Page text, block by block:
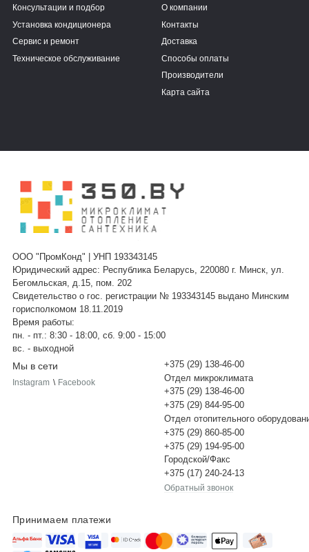
Консультации и подбор
Установка кондиционера
Сервис и ремонт
Техническое обслуживание
О компании
Контакты
Доставка
Способы оплаты
Производители
Карта сайта
ООО "ПромКонд" | УНП 193343145
Юридический адрес: Республика Беларусь, 220080 г. Минск, ул.
Бегомльская, д.15, пом. 202
Свидетельство о гос. регистрации № 193343145 выдано Минским
горисполкомом 18.11.2019
Время работы:
пн. - пт.: 8:30 - 18:00, сб. 9:00 - 15:00
вс. - выходной
+375 (29) 138-46-00
Отдел микроклимата
+375 (29) 138-46-00
+375 (29) 844-95-00
Отдел отопительного
+375 (29) 860-85-00
+375 (29) 194-95-00
Городской/Факс
+375 (17) 240-24-13
Обратный звонок
Мы в сети
Instagram \ Facebook
Принимаем платежи